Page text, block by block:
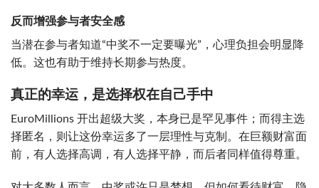
反而增强参与者安全感
当潜在参与者知道“中奖不一定要曝光”，心理负担会明显降
低。这也有助于维持长期参与热度。
真正的幸运，是选择权在自己手中
EuroMillions 开出超级大奖，本身已是罕见事件；而得主选
择匿名，则让这份幸运多了一层理性与克制。在巨额财富面
前，有人选择高调，有人选择平静，而后者同样值得尊重。